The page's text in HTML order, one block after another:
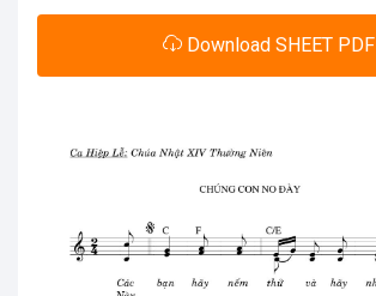
Download SHEET PDF